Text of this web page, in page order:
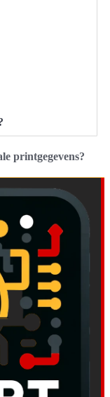
printgegevens?